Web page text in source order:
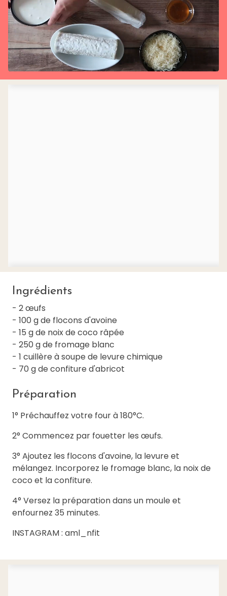
Ingrédients
- 2 œufs
- 100 g de flocons d'avoine
- 15 g de noix de coco râpée
- 250 g de fromage blanc
- 1 cuillère à soupe de levure chimique
- 70 g de confiture d'abricot
Préparation
1° Préchauffez votre four à 180°C.
2° Commencez par fouetter les œufs.
3° Ajoutez les flocons d'avoine, la levure et
mélangez. Incorporez le fromage blanc, la noix de
coco et la confiture.
4° Versez la préparation dans un moule et
enfournez 35 minutes.
INSTAGRAM : aml_nfit